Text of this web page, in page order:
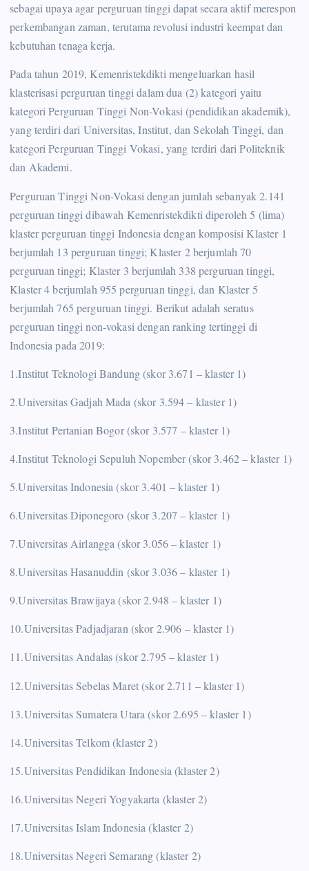
sebagai upaya agar perguruan tinggi dapat secara aktif merespon
perkembangan zaman, terutama revolusi industri keempat dan
kebutuhan tenaga kerja.
Pada tahun 2019, Kemenristekdikti mengeluarkan hasil
klasterisasi perguruan tinggi dalam dua (2) kategori yaitu
kategori Perguruan Tinggi Non-Vokasi (pendidikan akademik),
yang terdiri dari Universitas, Institut, dan Sekolah Tinggi, dan
kategori Perguruan Tinggi Vokasi, yang terdiri dari Politeknik
dan Akademi.
Perguruan Tinggi Non-Vokasi dengan jumlah sebanyak 2.141
perguruan tinggi dibawah Kemenristekdikti diperoleh 5 (lima)
klaster perguruan tinggi Indonesia dengan komposisi Klaster 1
berjumlah 13 perguruan tinggi; Klaster 2 berjumlah 70
perguruan tinggi; Klaster 3 berjumlah 338 perguruan tinggi,
Klaster 4 berjumlah 955 perguruan tinggi, dan Klaster 5
berjumlah 765 perguruan tinggi. Berikut adalah seratus
perguruan tinggi non-vokasi dengan ranking tertinggi di
Indonesia pada 2019:
1.Institut Teknologi Bandung (skor 3.671 – klaster 1)
2.Universitas Gadjah Mada (skor 3.594 – klaster 1)
3.Institut Pertanian Bogor (skor 3.577 – klaster 1)
4.Institut Teknologi Sepuluh Nopember (skor 3.462 – klaster 1)
5.Universitas Indonesia (skor 3.401 – klaster 1)
6.Universitas Diponegoro (skor 3.207 – klaster 1)
7.Universitas Airlangga (skor 3.056 – klaster 1)
8.Universitas Hasanuddin (skor 3.036 – klaster 1)
9.Universitas Brawijaya (skor 2.948 – klaster 1)
10.Universitas Padjadjaran (skor 2.906 – klaster 1)
11.Universitas Andalas (skor 2.795 – klaster 1)
12.Universitas Sebelas Maret (skor 2.711 – klaster 1)
13.Universitas Sumatera Utara (skor 2.695 – klaster 1)
14.Universitas Telkom (klaster 2)
15.Universitas Pendidikan Indonesia (klaster 2)
16.Universitas Negeri Yogyakarta (klaster 2)
17.Universitas Islam Indonesia (klaster 2)
18.Universitas Negeri Semarang (klaster 2)